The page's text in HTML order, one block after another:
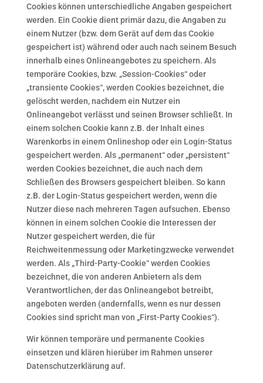
Cookies können unterschiedliche Angaben gespeichert
werden. Ein Cookie dient primär dazu, die Angaben zu
einem Nutzer (bzw. dem Gerät auf dem das Cookie
gespeichert ist) während oder auch nach seinem Besuch
innerhalb eines Onlineangebotes zu speichern. Als
temporäre Cookies, bzw. „Session-Cookies“ oder
„transiente Cookies“, werden Cookies bezeichnet, die
gelöscht werden, nachdem ein Nutzer ein
Onlineangebot verlässt und seinen Browser schließt. In
einem solchen Cookie kann z.B. der Inhalt eines
Warenkorbs in einem Onlineshop oder ein Login-Status
gespeichert werden. Als „permanent“ oder „persistent“
werden Cookies bezeichnet, die auch nach dem
Schließen des Browsers gespeichert bleiben. So kann
z.B. der Login-Status gespeichert werden, wenn die
Nutzer diese nach mehreren Tagen aufsuchen. Ebenso
können in einem solchen Cookie die Interessen der
Nutzer gespeichert werden, die für
Reichweitenmessung oder Marketingzwecke verwendet
werden. Als „Third-Party-Cookie“ werden Cookies
bezeichnet, die von anderen Anbietern als dem
Verantwortlichen, der das Onlineangebot betreibt,
angeboten werden (andernfalls, wenn es nur dessen
Cookies sind spricht man von „First-Party Cookies“).
Wir können temporäre und permanente Cookies
einsetzen und klären hierüber im Rahmen unserer
Datenschutzerklärung auf.